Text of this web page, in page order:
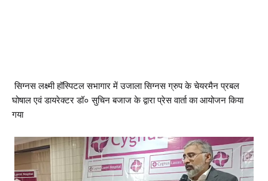
सिग्नस लक्ष्मी हॉस्पिटल सभागार में उजाला सिग्नस ग्रुप के चेयरमैन प्रबल
घोषाल एवं डायरेक्टर डॉ० सुचिन बजाज के द्वारा प्रेस वार्ता का आयोजन किया
गया